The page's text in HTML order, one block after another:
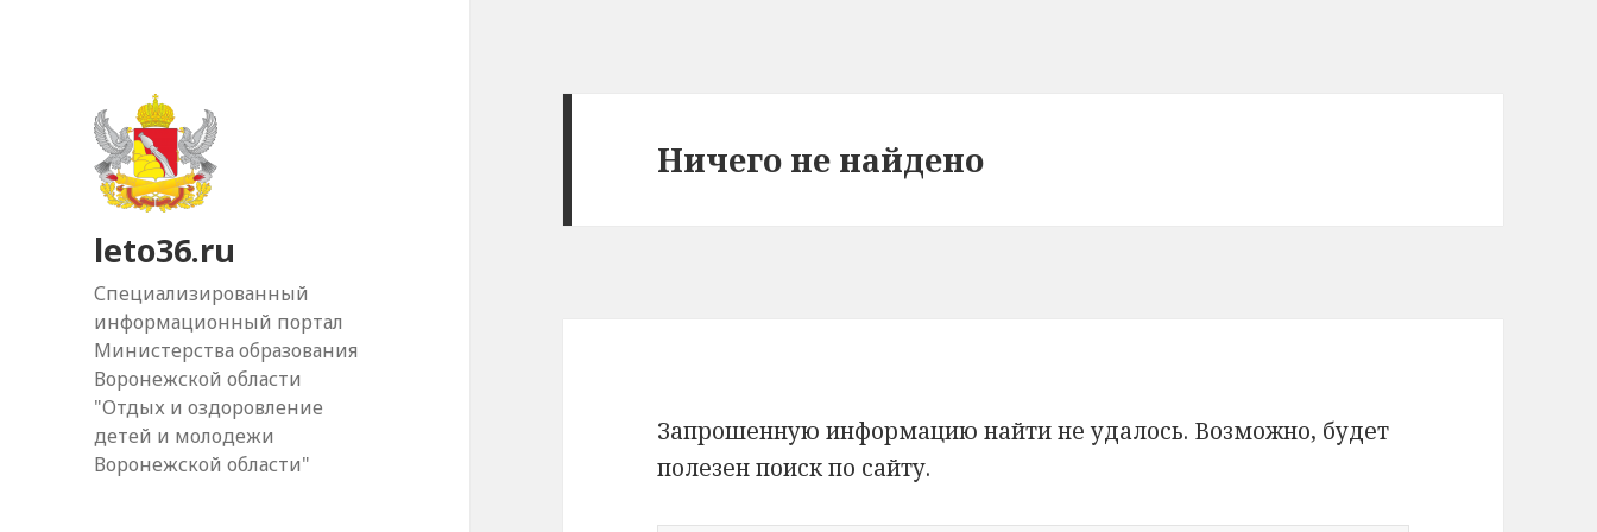
leto36.ru
Специализированный
информационный портал
Министерства образования
Воронежской области
"Отдых и оздоровление
детей и молодежи
Воронежской области"
Ничего не найдено
Запрошенную информацию найти не удалось. Возможно, будет
полезен поиск по сайту.